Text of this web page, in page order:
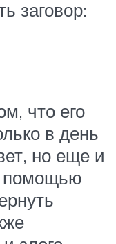
заговор:
что его
в день
но еще и
помощью